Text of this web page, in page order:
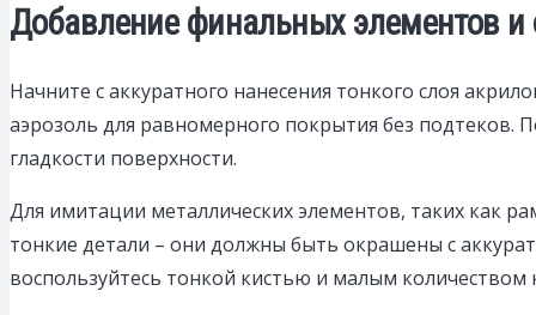
Добавление финальных элементов и
Начните с аккуратного нанесения тонкого слоя
аэрозоль для равномерного покрытия без подтеков.
гладкости поверхности.
Для имитации металлических элементов, таких как
тонкие детали – они должны быть окрашены с
воспользуйтесь тонкой кистью и малым количеством